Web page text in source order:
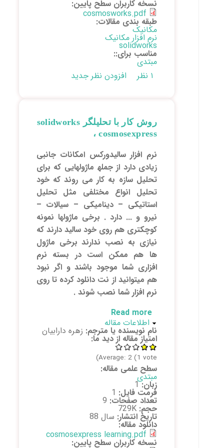
نسخه کاربران سطح پایین:
cosmosworks.pdf
طبقه بندی مقالات:
مکانیک
نرم افزار مکانیک
solidworks
مناسب برای::
مبتدی
افزودن نظر جدید
روش کار با تحلیلگر solidworks
، cosmosexpress
نرم افزار سالیدورکس امکانات جانبی
زیادی دارد از جملھ ماژولھایی که برای
تحلیل سازه به کار می روند که خود
تحلیل انواع مختلفی مثل تحلیل
استاتیکی – دینامیکی – سیالات –
نیرو و ... دارد . برخی ماژولھا نمونه
کوچکتری ھم روی خود سالید دارند که
نیازی به نصب ندارند برخی ماژول
ھا ھم ممکن است در بسته نرم
افزاری شما موجود باشند و اگر نبود
ھم میتوانید از نت دانلود کرده تا روی
نرم افزار شما نصب شوند .
Read more
solidworks ،
cosmosexpress
پنهان کن
اطلاعات مقاله
نام نویسنده یا مترجم:زهره دارابیان
امتیاز مقاله از دید ما:
Average:2 1vote)
سطح علمی مقاله:
مبتدی
زبان:1
فرمت فایل:1
تعداد صفحات:9
حجم:729K
تاریخ انتشار:سال 88
دانلود مقاله:
cosmosexpress learning.pdf
نسخه کاربران سطح پایین: